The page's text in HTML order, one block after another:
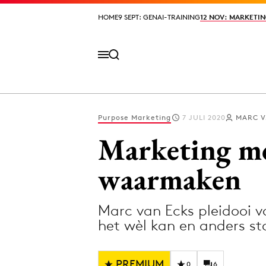
HOME9 SEPT: GENAI-TRAINING12 NOV:
HOME9 SEPT: GENAI-TRAINING12 NOV:
Design
Digital
Diversiteit
Purpose Marketing 7 JULI 2020 MARC
Marketing
waarmaken
Marc van Ecks pleidooi
het wèl kan en anders
0 6